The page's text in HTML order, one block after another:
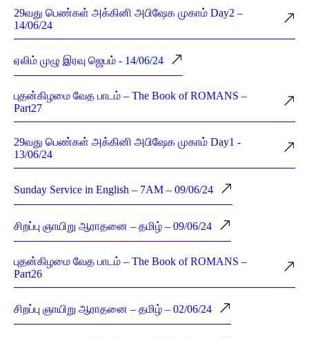
29வது பெண்கள் அக்கினி அபிஷேக முகாம் Day2 –
14/06/24
ஏலிம் முழு இரவு ஜெபம் - 14/06/24
புதன்கிழமை வேத பாடம் – The Book of ROMANS –
Part27
29வது பெண்கள் அக்கினி அபிஷேக முகாம் Day1 -
13/06/24
Sunday Service in English – 7AM – 09/06/24
சிறப்பு ஞாயிறு ஆராதனை – தமிழ் – 09/06/24
புதன்கிழமை வேத பாடம் – The Book of ROMANS –
Part26
சிறப்பு ஞாயிறு ஆராதனை – தமிழ் – 02/06/24